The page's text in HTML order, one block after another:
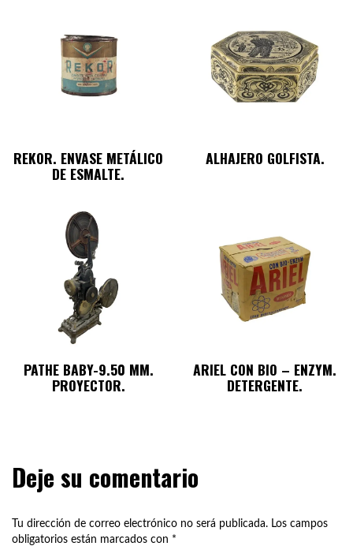
REKOR. ENVASE METÁLICO
DE ESMALTE.
ALHAJERO GOLFISTA.
PATHE BABY-9.50 MM.
PROYECTOR.
ARIEL CON BIO – ENZYM.
DETERGENTE.
Deje su comentario
Tu dirección de correo electrónico no será publicada. Los campos
obligatorios están marcados con *